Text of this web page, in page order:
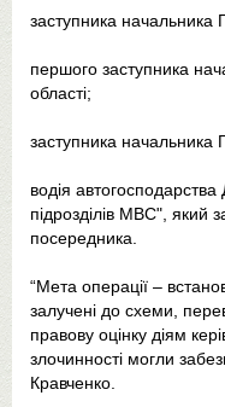
заступника начальника
першого заступника
області;
заступника начальника
водія
підрозділів МВС", який
посередника.
“Мета операції –
залучені до схеми,
правову оцінку діям
злочинності могли
Кравченко.